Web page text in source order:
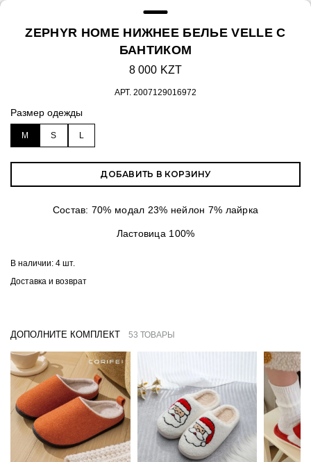
ZEPHYR HOME НИЖНЕЕ БЕЛЬЕ VELLE С
БАНТИКОМ
8 000 KZT
АРТ. 2007129016972
Размер одежды
M S L
ДОБАВИТЬ В КОРЗИНУ
Состав: 70% модал 23% нейлон 7% лайрка
Ластовица 100%
В наличии: 4 шт.
Доставка и возврат
ДОПОЛНИТЕ КОМПЛЕКТ 53 ТОВАРЫ